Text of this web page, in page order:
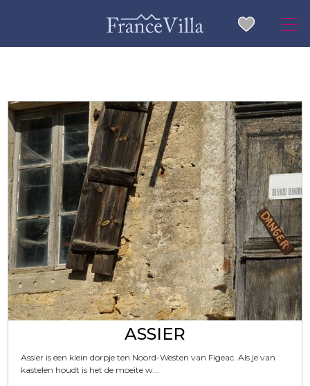
ASSIER
Assier is een klein dorpje ten Noord-Westen van Figeac. Als je van
kastelen houdt is het de moeite w...